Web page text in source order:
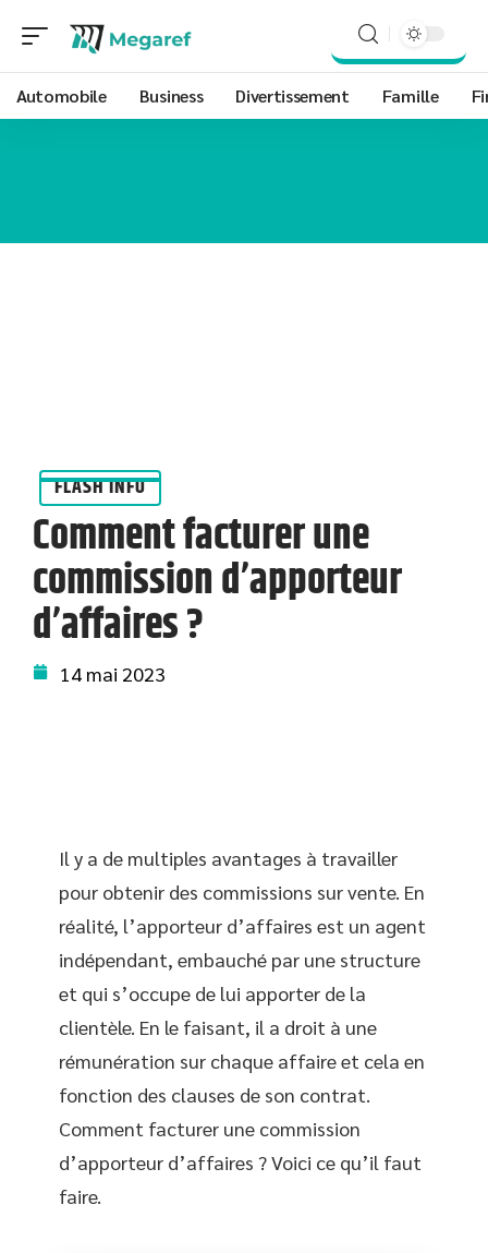
Automobile Business Divertissement Famille
FLASH INFO
Comment facturer une
commission d’apporteur
d’affaires ?
14 mai 2023
Il y a de multiples avantages à travailler
pour obtenir des commissions sur vente. En
réalité, l’apporteur d’affaires est un agent
indépendant, embauché par une structure
et qui s’occupe de lui apporter de la
clientèle. En le faisant, il a droit à une
rémunération sur chaque affaire et cela en
fonction des clauses de son contrat.
Comment facturer une commission
d’apporteur d’affaires ? Voici ce qu’il faut
faire.